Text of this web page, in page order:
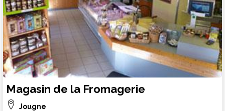
Magasin de la Fromagerie
Jougne